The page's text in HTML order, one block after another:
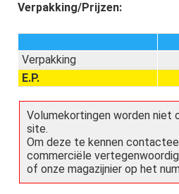
Verpakking/Prijzen:
Verpakking
E.P.
Volumekortingen worden niet
site.
Om deze te kennen
commerciële
of onze magazijnier op het